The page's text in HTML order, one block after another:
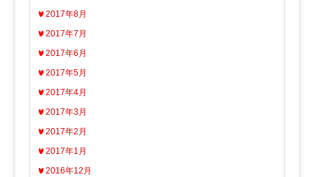
2017年8月
2017年7月
2017年6月
2017年5月
2017年4月
2017年3月
2017年2月
2017年1月
2016年12月